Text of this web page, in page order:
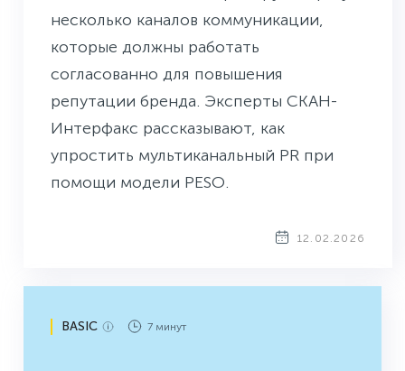
несколько каналов коммуникации,
которые должны работать
согласованно для повышения
репутации бренда. Эксперты СКАН-
Интерфакс рассказывают, как
упростить мультиканальный PR при
помощи модели PESO.
12.02.2026
BASIC 7 минут